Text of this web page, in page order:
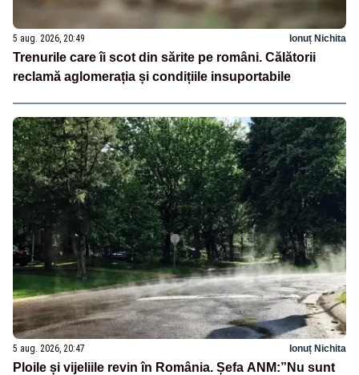
5 aug. 2026, 20:49 Ionuț Nichita
Trenurile care îi scot din sărite pe români. Călătorii
reclamă aglomerația și condițiile insuportabile
5 aug. 2026, 20:47 Ionuț Nichita
Ploile și vijeliile revin în România. Șefa ANM:”Nu sunt